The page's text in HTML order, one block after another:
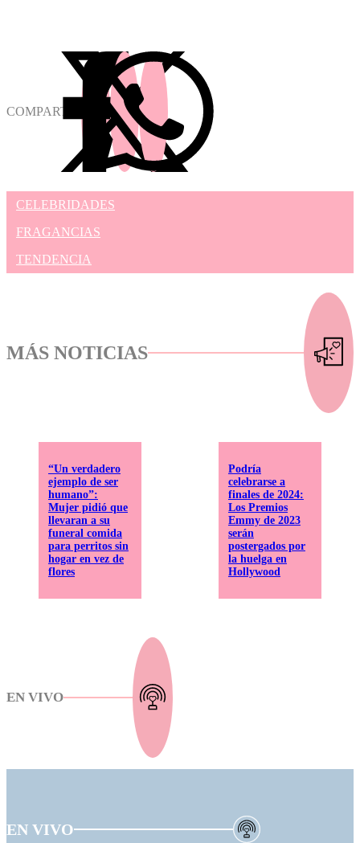
COMPARTIR
CELEBRIDADES
FRAGANCIAS
TENDENCIA
MÁS NOTICIAS
“Un verdadero
ejemplo de ser
humano”:
Mujer pidió que
llevaran a su
funeral comida
para perritos sin
hogar en vez de
flores
Podría
celebrarse a
finales de 2024:
Los Premios
Emmy de 2023
serán
postergados por
la huelga en
Hollywood
EN VIVO
EN VIVO